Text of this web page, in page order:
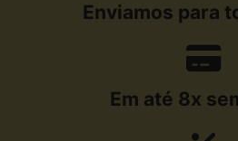
Enviamos para
Em até 8x